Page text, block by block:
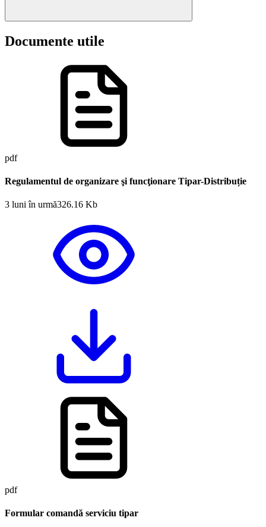
Documente utile
pdf
Regulamentul de organizare şi funcţionare Tipar-Distribuție
3 luni în urmă326.16 Kb
pdf
Formular comandă serviciu tipar